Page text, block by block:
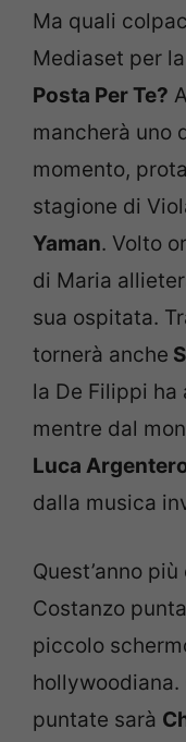
Ma quali
Mediaset per
Posta Per Te?
mancherà uno
momento,
stagione di
Yaman. Volto
di Maria
sua ospitata.
tornerà anche
la De Filippi
mentre dal
Luca
dalla musica
Quest’anno
Costanzo
piccolo
puntate sarà